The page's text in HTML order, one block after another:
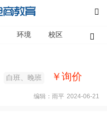
环境 校区 资讯
白班、晚班 ￥询价
2024-06-21
编辑：雨平